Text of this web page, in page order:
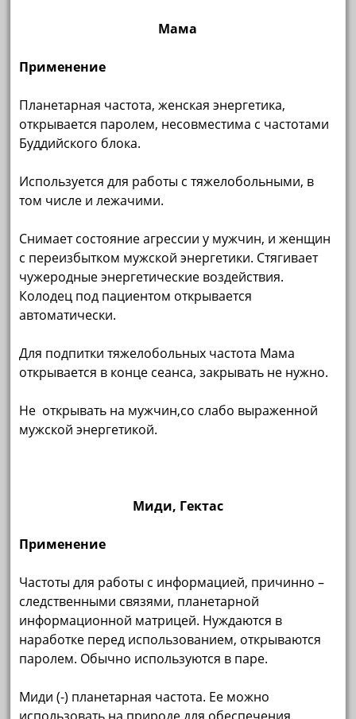
Мама
Применение
Планетарная частота, женская энергетика,
открывается паролем, несовместима с частотами
Буддийского блока.
Используется для работы с тяжелобольными, в
том числе и лежачими.
Снимает состояние агрессии у мужчин, и женщин
с переизбытком мужской энергетики. Стягивает
чужеродные энергетические воздействия.
Колодец под пациентом открывается
автоматически.
Для подпитки тяжелобольных частота Мама
открывается в конце сеанса, закрывать не нужно.
Не открывать на мужчин,со слабо выраженной
мужской энергетикой.
Миди, Гектас
Применение
Частоты для работы с информацией, причинно –
следственными связями, планетарной
информационной матрицей. Нуждаются в
наработке перед использованием, открываются
паролем. Обычно используются в паре.
Миди (-) планетарная частота. Ее можно